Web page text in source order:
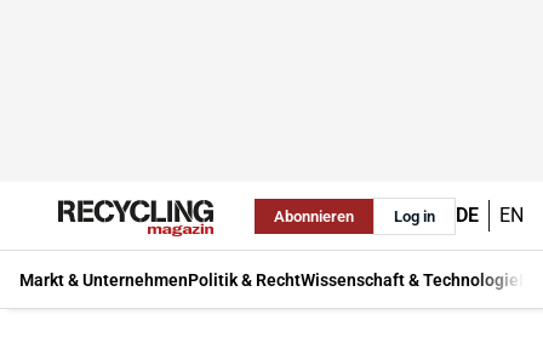
Abonnieren Log in DE EN
Markt & UnternehmenPolitik & RechtWissenschaft & Technologie